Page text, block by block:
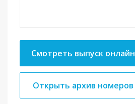
Смотреть выпуск онлайн
Открыть архив номеров